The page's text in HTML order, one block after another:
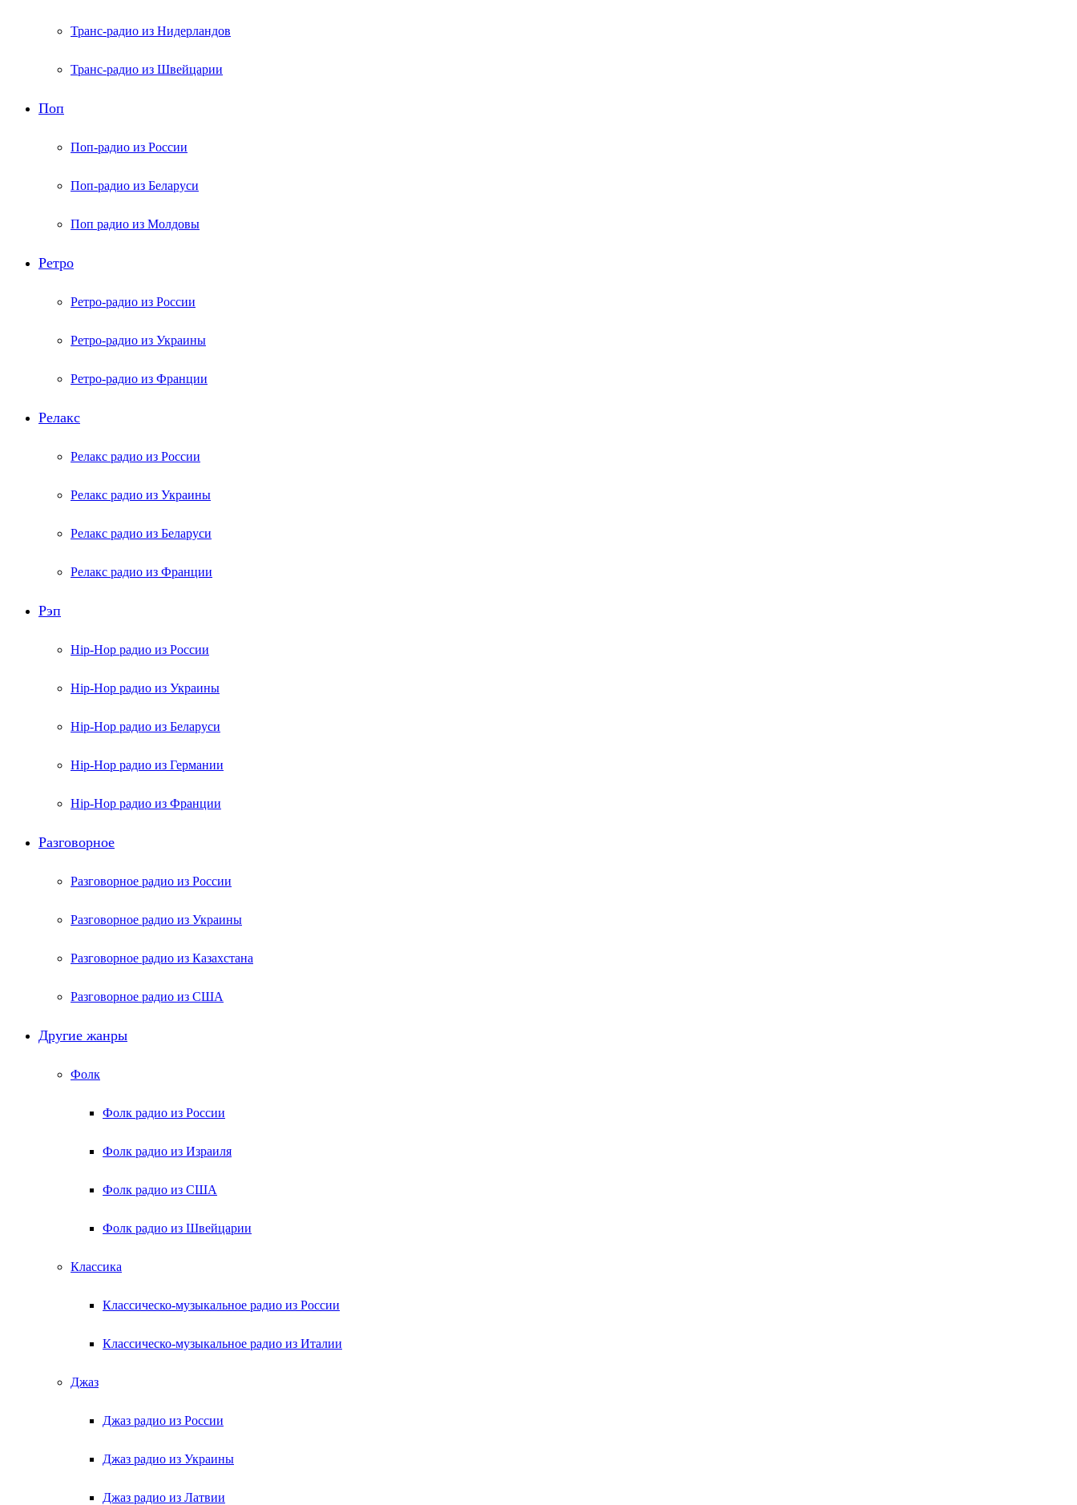
Транс-радио из Нидерландов
Транс-радио из Швейцарии
Поп
Поп-радио из России
Поп-радио из Беларуси
Поп радио из Молдовы
Ретро
Ретро-радио из России
Ретро-радио из Украины
Ретро-радио из Франции
Релакс
Релакс радио из России
Релакс радио из Украины
Релакс радио из Беларуси
Релакс радио из Франции
Рэп
Hip-Hop радио из России
Hip-Hop радио из Украины
Hip-Hop радио из Беларуси
Hip-Hop радио из Германии
Hip-Hop радио из Франции
Разговорное
Разговорное радио из России
Разговорное радио из Украины
Разговорное радио из Казахстана
Разговорное радио из США
Другие жанры
Фолк
Фолк радио из России
Фолк радио из Израиля
Фолк радио из США
Фолк радио из Швейцарии
Классика
Классическо-музыкальное радио из России
Классическо-музыкальное радио из Италии
Джаз
Джаз радио из России
Джаз радио из Украины
Джаз радио из Латвии